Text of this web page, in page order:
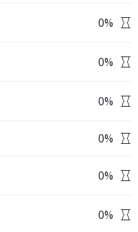
0%
0%
0%
0%
0%
0%